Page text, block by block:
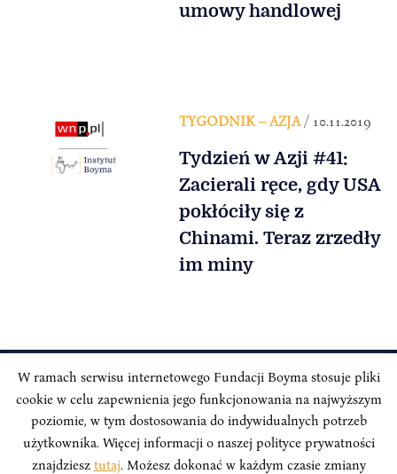
umowy handlowej
TYGODNIK – AZJA/ 10.11.2019
Tydzień w Azji #41:
Zacierali ręce, gdy USA
pokłóciły się z
Chinami. Teraz zrzedły
im miny
INSTYTUT BOYMA / Asian Century
Adres korespondencyjny: ul. Freta 11/5, 00-027 Warszawa
Odwiedź nas w mediach społecznościowych:
W ramach serwisu internetowego Fundacji Boyma stosuje pliki
cookie w celu zapewnienia jego funkcjonowania na najwyższym
poziomie, w tym dostosowania do indywidualnych potrzeb
użytkownika. Więcej informacji o naszej polityce prywatności
znajdziesz tutaj. Możesz dokonać w każdym czasie zmiany